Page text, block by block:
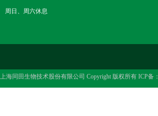
周日、周六休息
上海同田生物技术股份有限公司 Copyright 版权所有 ICP备：